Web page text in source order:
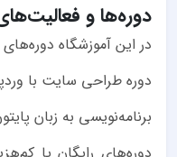
دوره‌ها و
در این آموزشگاه
دوره طراحی سایت با
برنامه‌نویسی به زبان